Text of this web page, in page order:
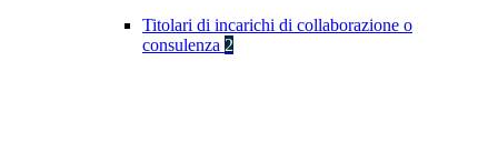
Titolari di incarichi di collaborazione o
consulenza 2